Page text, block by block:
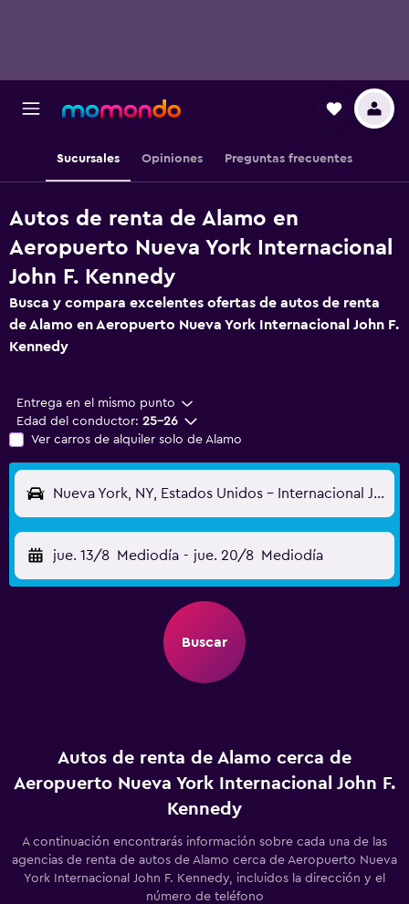
Sucursales Opiniones Preguntas frecuentes
Autos de renta de Alamo en
Aeropuerto Nueva York Internacional
John F. Kennedy
Busca y compara excelentes ofertas de autos de renta
de Alamo en Aeropuerto Nueva York Internacional John F.
Kennedy
Entrega en el mismo punto
Edad del conductor: 25-26
Ver carros de alquiler solo de Alamo
Nueva York, NY, Estados Unidos - Internacional John F. Kennedy (JFK)
jue. 13/8 Mediodía - jue. 20/8 Mediodía
Buscar
Autos de renta de Alamo cerca de
Aeropuerto Nueva York Internacional John F.
Kennedy
A continuación encontrarás información sobre cada una de las
agencias de renta de autos de Alamo cerca de Aeropuerto Nueva
York Internacional John F. Kennedy, incluidos la dirección y el
número de teléfono